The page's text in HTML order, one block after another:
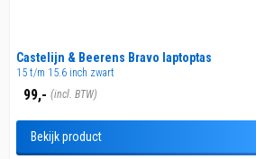
Castelijn & Beerens Bravo laptoptas
15 t/m 15.6 inch zwart
99,- (incl. BTW)
Bekijk product